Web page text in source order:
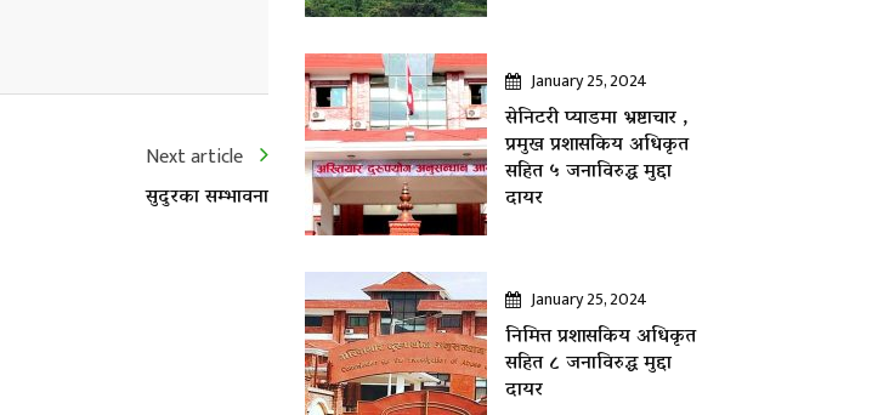
Next article
सुदुरका सम्भावना
January 25, 2024
सेनिटरी प्याडमा भ्रष्टाचार ,
प्रमुख प्रशासकिय अधिकृत
सहित ५ जनाविरुद्ध मुद्दा
दायर
January 25, 2024
निमित्त प्रशासकिय अधिकृत
सहित ८ जनाविरुद्ध मुद्दा
दायर